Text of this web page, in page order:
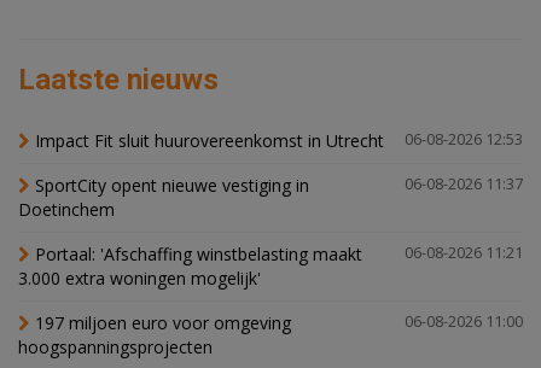
Laatste nieuws
06-08-2026 12:53
Impact Fit sluit huurovereenkomst in Utrecht
06-08-2026 11:37
SportCity opent nieuwe vestiging in
Doetinchem
06-08-2026 11:21
Portaal: 'Afschaffing winstbelasting maakt
3.000 extra woningen mogelijk'
06-08-2026 11:00
197 miljoen euro voor omgeving
hoogspanningsprojecten